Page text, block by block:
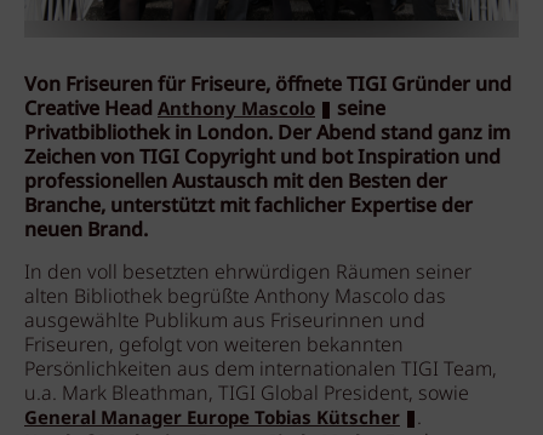
Von Friseuren für Friseure, öffnete TIGI Gründer und
Creative Head Anthony Mascolo
seine
Privatbibliothek in London. Der Abend stand ganz im
Zeichen von TIGI Copyright und bot Inspiration und
professionellen Austausch mit den Besten der
Branche, unterstützt mit fachlicher Expertise der
neuen Brand.
In den voll besetzten ehrwürdigen Räumen seiner
alten Bibliothek begrüßte Anthony Mascolo das
ausgewählte Publikum aus Friseurinnen und
Friseuren, gefolgt von weiteren bekannten
Persönlichkeiten aus dem internationalen TIGI Team,
u.a. Mark Bleathman, TIGI Global President, sowie
General Manager Europe Tobias Kütscher .